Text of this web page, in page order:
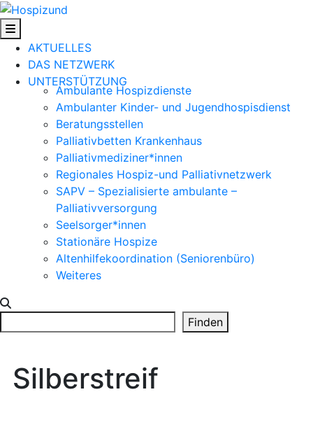
Skip
to
contentAKTUELLES
DAS NETZWERK
UNTERSTÜTZUNG
Ambulante Hospizdienste
Ambulanter Kinder- und Jugendhospisdienst
Beratungsstellen
Palliativbetten Krankenhaus
Palliativmediziner*innen
Regionales Hospiz-und Palliativnetzwerk
SAPV – Spezialisierte ambulante –
Palliativversorgung
Seelsorger*innen
Stationäre Hospize
Altenhilfekoordination (Seniorenbüro)
Weiteres
Finden
Silberstreif